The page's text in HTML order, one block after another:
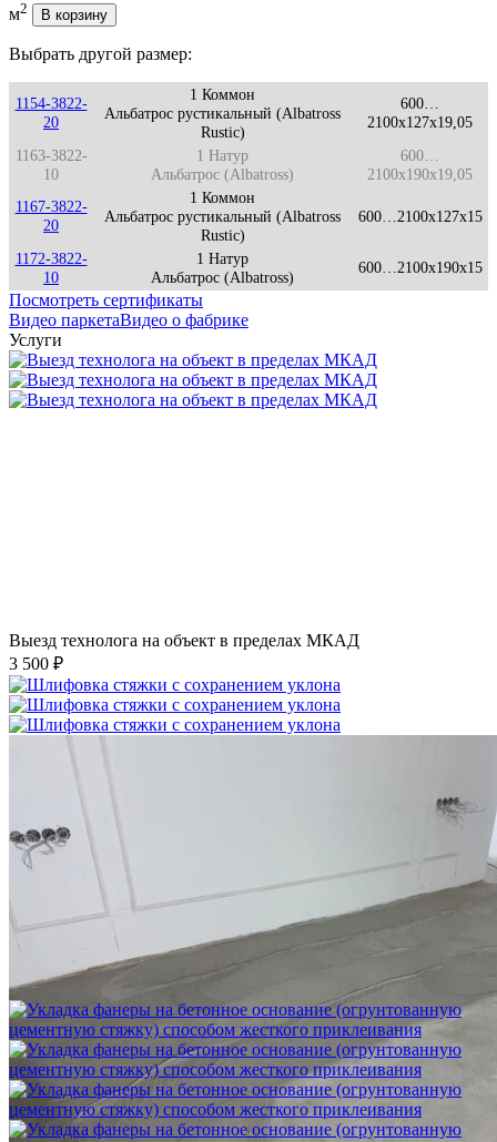
м2 В корзину
Выбрать другой размер:
1154-3822-
20
1 Коммон
Альбатрос рустикальный (Albatross
Rustic)
600…
2100x127x19,05
1163-3822-
10
1 Натур
Альбатрос (Albatross)
600…
2100x190x19,05
1167-3822-
20
1 Коммон
Альбатрос рустикальный (Albatross
Rustic)
600…2100x127x15
1172-3822-
10
1 Натур
Альбатрос (Albatross)
600…2100x190x15
Посмотреть сертификаты
Видео паркетаВидео о фабрике
Услуги
Выезд технолога на объект в пределах МКАД
3 500 ₽
Шлифовка стяжки с сохранением уклона
1 500 ₽